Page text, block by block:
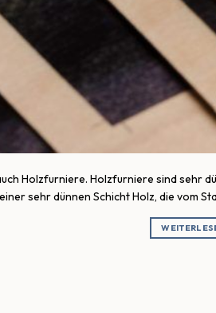
Holzfurniere. Holzfurniere sind sehr
sehr dünnen Schicht Holz, die vom